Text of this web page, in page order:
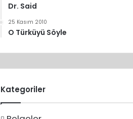
Dr. Said
25 Kasım 2010
O Türküyü Söyle
Kategoriler